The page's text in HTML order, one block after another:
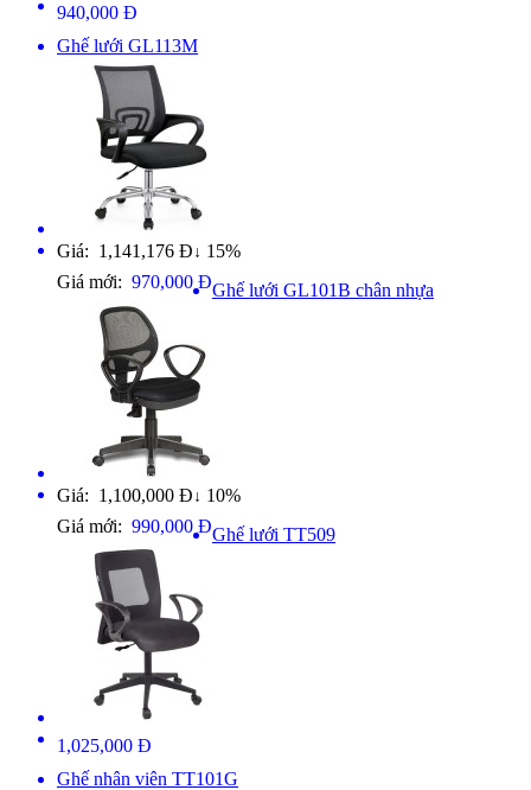
940,000 Đ
Ghế lưới GL113M
Giá: 1,141,176 Đ ↓ 15%
Giá mới: 970,000 ĐGhế lưới GL101B chân nhựa
Giá: 1,100,000 Đ ↓ 10%
Giá mới: 990,000 ĐGhế lưới TT509
1,025,000 Đ
Ghế nhân viên TT101G